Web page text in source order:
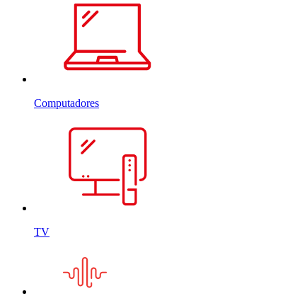
Computadores
TV